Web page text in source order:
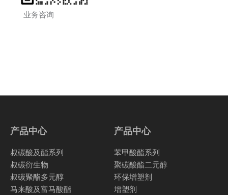
业务咨询
产品中心
叔碳酸及酯系列
叔碳衍生物
叔碳聚酯多元醇
马来酸及富马酸酯
产品中心
苯甲酸酯系列
聚碳酸酯二元醇
环保增塑剂
增塑剂